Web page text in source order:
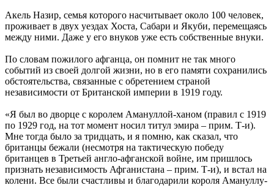
Акель Назир, семья которого насчитывает около 100 человек,
проживает в двух уездах Хоста, Сабари и Якуби, перемещаясь
между ними. Даже у его внуков уже есть собственные внуки.
По словам пожилого афганца, он помнит не так много
событий из своей долгой жизни, но в его памяти сохранились
обстоятельства, связанные с обретением страной
независимости от Британской империи в 1919 году.
«Я был во дворце с королем Амануллой-ханом (правил с 1919
по 1929 год, на тот момент носил титул эмира – прим. Т-и).
Мне тогда было за тридцать, и я помню, как сказал, что
британцы бежали (несмотря на тактическую победу
британцев в Третьей англо-афганской войне, им пришлось
признать независимость Афганистана – прим. Т-и), и встал на
колени. Все были счастливы и благодарили короля Амануллу-